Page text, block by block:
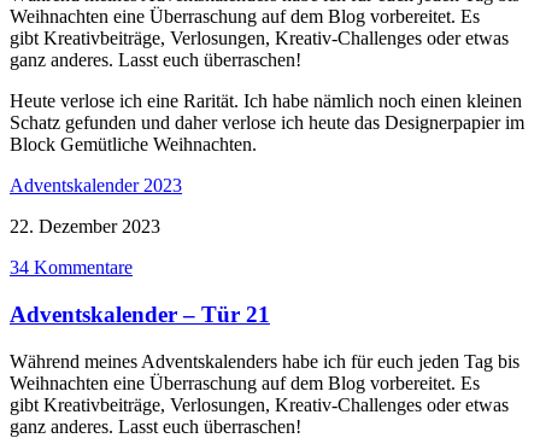
Weihnachten eine Überraschung auf dem Blog vorbereitet. Es
gibt Kreativbeiträge, Verlosungen, Kreativ-Challenges oder etwas
ganz anderes. Lasst euch überraschen!
Heute verlose ich eine Rarität. Ich habe nämlich noch einen kleinen
Schatz gefunden und daher verlose ich heute das Designerpapier im
Block Gemütliche Weihnachten.
Adventskalender 2023
22. Dezember 2023
34 Kommentare
Adventskalender – Tür 21
Während meines Adventskalenders habe ich für euch jeden Tag bis
Weihnachten eine Überraschung auf dem Blog vorbereitet. Es
gibt Kreativbeiträge, Verlosungen, Kreativ-Challenges oder etwas
ganz anderes. Lasst euch überraschen!